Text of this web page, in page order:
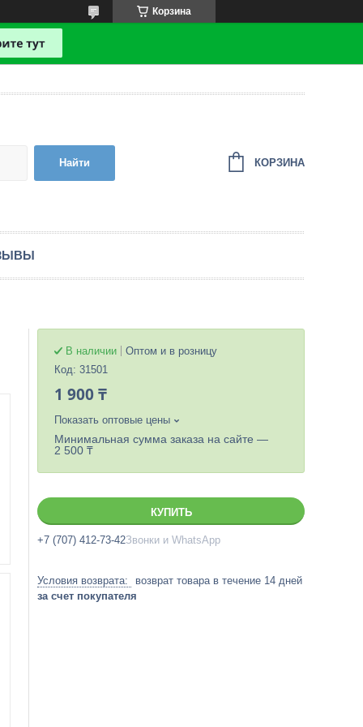
Корзина
Найти КОРЗИНА
В наличии
Оптом и в розницу
Код: 31501
1 900 ₸
Показать оптовые цены
Минимальная сумма заказа на сайте —
2 500 ₸
КУПИТЬ
+7 (707) 412-73-42Звонки и WhatsApp
возврат товара в течение 14 дней
за счет покупателя